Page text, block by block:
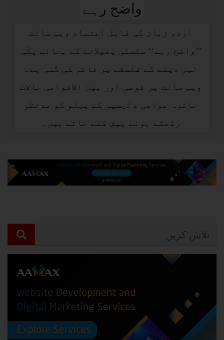
واضح رہے
اردو زبان کی قابل اعتماد ویب سائٹ
’’واضح رہے‘‘ سنسنی پھیلانے کے بجائے پکّی
خبر دینے کے فلسفے پر قائم کی گئی ہے۔
ویب سائٹ پر قومی اور بین الاقوامی حالات
حاضرہ عوامی دلچسپی کے پہلو کو مدنظر
رکھتے ہوئے پیش کئے جاتے ہیں۔